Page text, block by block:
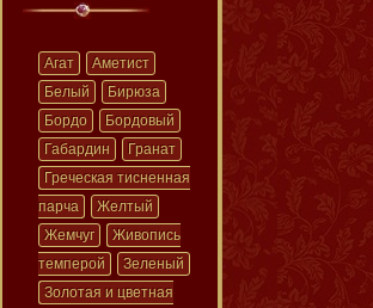
Агат
Аметист
Белый
Бирюза
Бордо
Бордовый
Габардин
Гранат
Греческая тисненная
парча
Желтый
Жемчуг
Живопись
темперой
Зеленый
Золотая и цветная